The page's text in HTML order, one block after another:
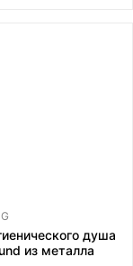
душа
из металла